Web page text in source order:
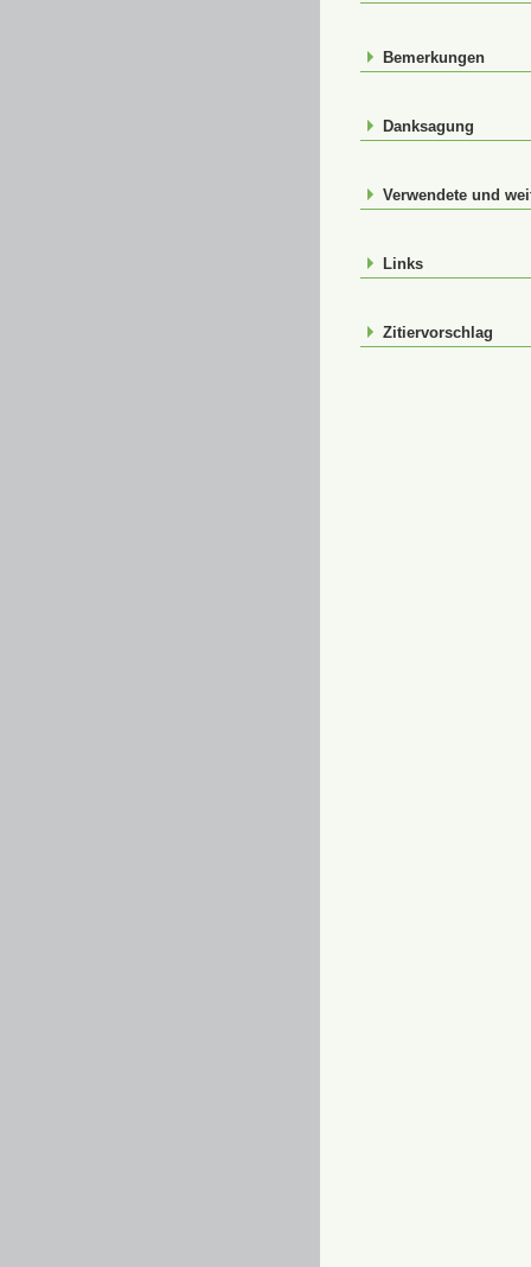
Bemerkungen
Danksagung
Verwendete und
Links
Zitiervorschlag